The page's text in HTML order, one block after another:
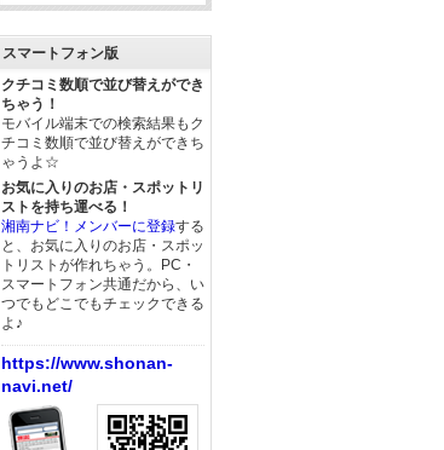
スマートフォン版
クチコミ数順で並び替えができ
ちゃう！
モバイル端末での検索結果もク
チコミ数順で並び替えができち
ゃうよ☆
お気に入りのお店・スポットリ
ストを持ち運べる！
湘南ナビ！メンバーに登録する
と、お気に入りのお店・スポッ
トリストが作れちゃう。PC・
スマートフォン共通だから、い
つでもどこでもチェックできる
よ♪
https://www.shonan-
navi.net/